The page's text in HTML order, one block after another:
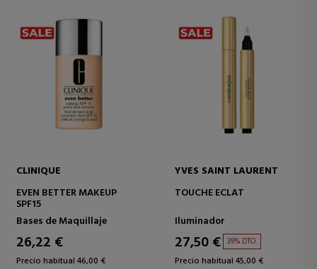
CLINIQUE
EVEN BETTER MAKEUP
SPF15
Bases de Maquillaje
26,22 €
Precio habitual 46,00 €
YVES SAINT LAURENT
TOUCHE ECLAT
Iluminador
27,50 € 39% DTO.
Precio habitual 45,00 €